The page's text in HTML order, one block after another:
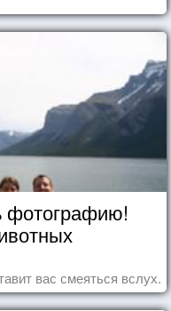
фотографию!
вас смеяться вслух.